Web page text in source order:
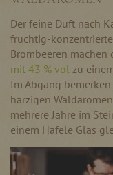
Der feine Duft nach
fruchtig-
Brombeeren
mit 43 % vol zu
Im Abgang
harzigen
mehrere Jahre im
einem Hafele Glas